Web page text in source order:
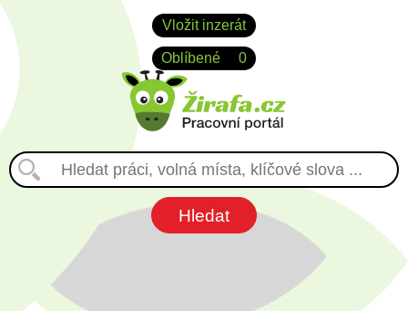
Vložit inzerát
Oblíbené 0